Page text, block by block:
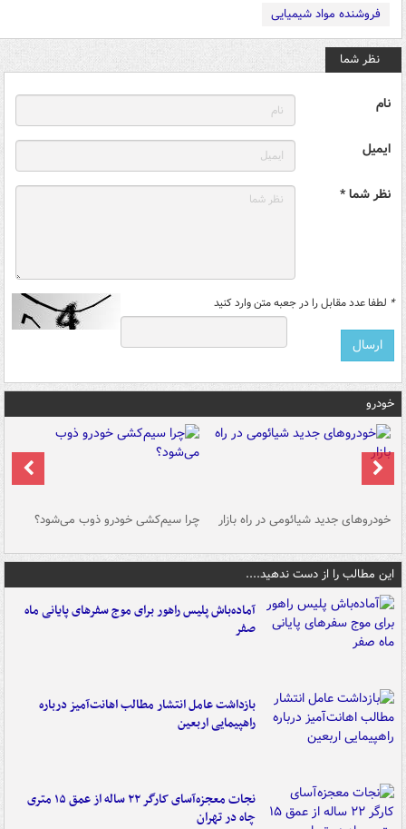
فروشنده مواد شیمیایی
نظر شما
نام
ایمیل
نظر شما *
* لطفا عدد مقابل را در جعبه متن وارد کنید
خودرو
خودروهای جدید شیائومی در راه بازار چرا سیم‌کشی خودرو ذوب می‌شود؟
این مطالب را از دست ندهید....
آماده‌باش پلیس راهور برای موج سفرهای پایانی ماه
صفر
بازداشت عامل انتشار مطالب اهانت‌آمیز درباره
راهپیمایی اربعین
نجات معجزه‌آسای کارگر ۲۲ ساله از عمق ۱۵ متری
چاه در تهران